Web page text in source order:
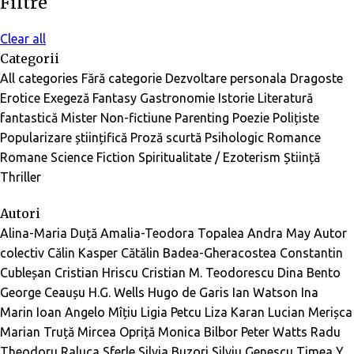
Clear all
Categorii
All categories Fără categorie Dezvoltare personala Dragoste
Erotice Exegeză Fantasy Gastronomie Istorie Literatură
fantastică Mister Non-fictiune Parenting Poezie Polițiste
Popularizare științifică Proză scurtă Psihologic Romance
Romane Science Fiction Spiritualitate / Ezoterism Știință
Thriller
Autori
Alina-Maria Duță Amalia-Teodora Topalea Andra May Autor
colectiv Călin Kasper Cătălin Badea-Gheracostea Constantin
Cubleșan Cristian Hriscu Cristian M. Teodorescu Dina Bento
George Ceaușu H.G. Wells Hugo de Garis Ian Watson Ina
Marin Ioan Angelo Mîțiu Ligia Petcu Liza Karan Lucian Merișca
Marian Truță Mircea Opriță Monica Bilbor Peter Watts Radu